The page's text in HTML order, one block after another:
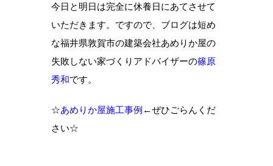
今日と明日は完全に休養日にあてさせて
いただきます。ですので、ブログは短め
な福井県敦賀市の建築会社あめりか屋の
失敗しない家づくりアドバイザーの篠原
秀和です。
☆あめりか屋施工事例 ←ぜひごらんくだ
さい☆